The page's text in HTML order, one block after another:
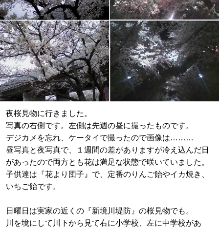
夜桜見物に行きました。
写真の右側です。左側は先週の昼に撮ったものです。
デジカメを忘れ、ケータイで撮ったので画像は………
昼写真と夜写真で、１週間の差がありますが冷え込んだ日
があったので両方とも花は満足な状態で咲いていました。
子供達は『花より団子』で、定番のりんご飴やイカ焼き、
いちご飴です。
日曜日は実家の近くの『新境川堤防』の桜見物でも。
川を境にして川下から見て右に小学校、左に中学校があ